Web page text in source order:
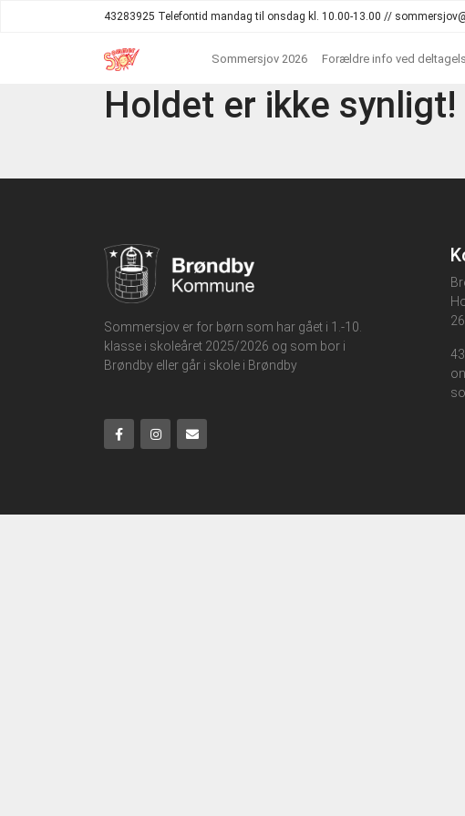
43283925 Telefontid mandag til onsdag kl. 10.00-13.00 //
Sommersjov 2026 Forældre info ved
Holdet er ikke synligt!
Sommersjov er for børn som har gået i 1.-10.
klasse i skoleåret 2025/2026 og som bor i
Brøndby eller går i skole i Brøndby